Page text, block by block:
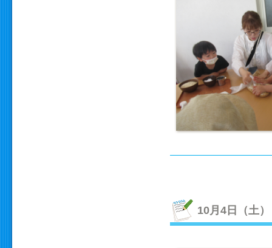
10月4日（土